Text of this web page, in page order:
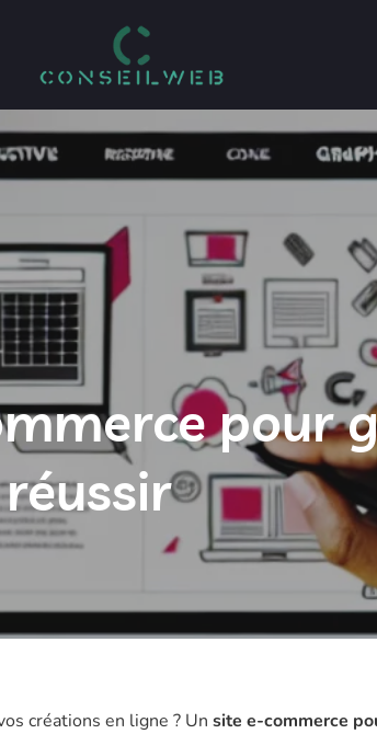
pour
créations en ligne ? Un site e-commerce